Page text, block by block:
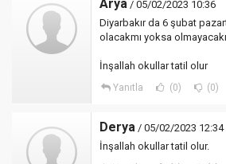
Arya / 05/02/2023 10:36
Diyarbakır da 6 şubat
olacakmı yoksa
İnşallah okullar tatil olur
Yanıtla (0) (0)
Derya / 05/02/2023 12:34
İnşallah okullar tatil olur.